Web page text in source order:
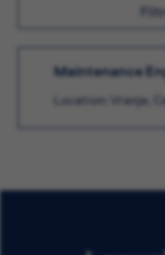
Maintenance
Location: Vranje,